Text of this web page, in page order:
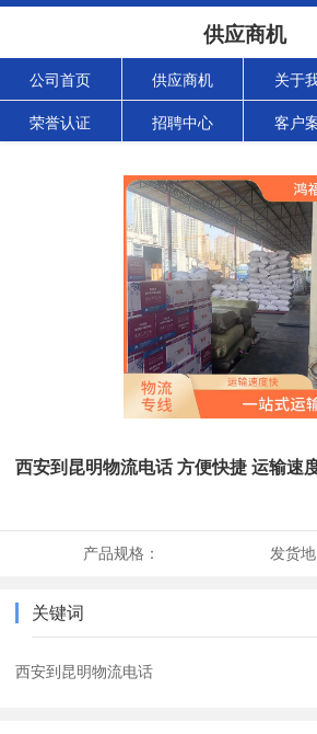
供应商机
公司首页 供应商机 关于
荣誉认证 招聘中心 客户
西安到昆明物流电话 方便快捷 运输速
产品规格： 发货
关键词
西安到昆明物流电话